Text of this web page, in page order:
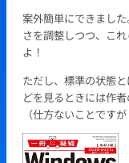
案外簡単にできまし
さを調整しつつ、こ
よ！
ただし、標準の状態
どを見るときには作
（仕方ないことです